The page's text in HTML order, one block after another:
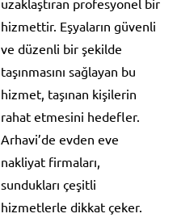
hizmettir. Eşyaların güvenli
ve düzenli bir şekilde
taşınmasını sağlayan bu
hizmet, taşınan kişilerin
rahat etmesini hedefler.
Arhavi’de evden eve
nakliyat firmaları,
sundukları çeşitli
hizmetlerle dikkat çeker.